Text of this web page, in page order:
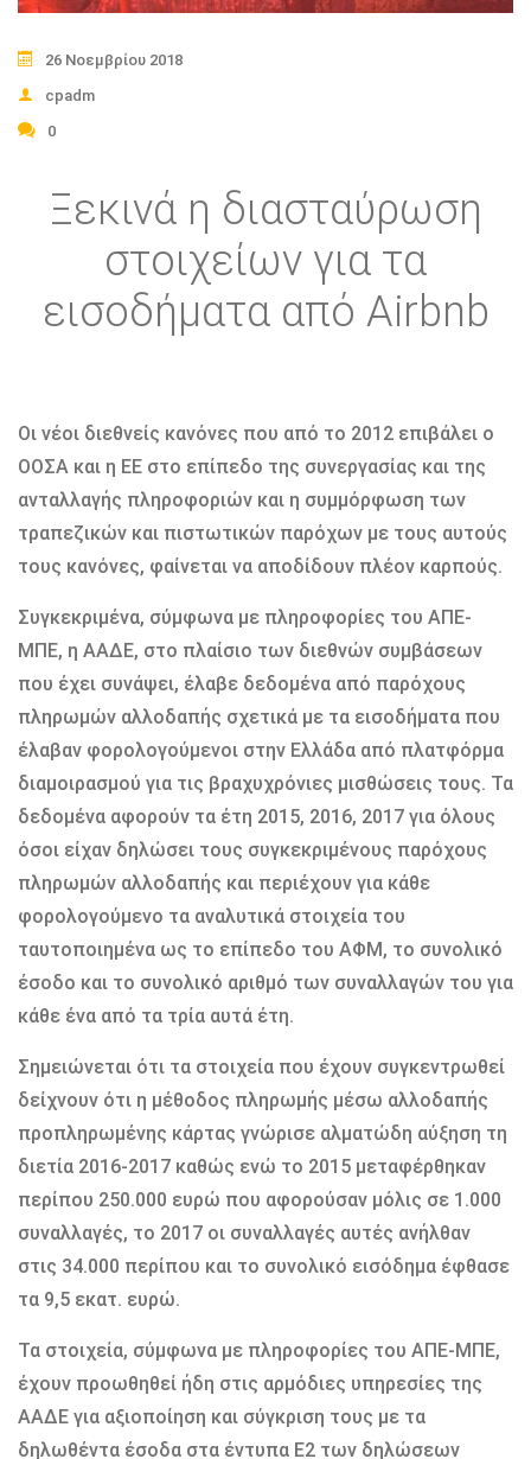
26 Νοεμβρίου 2018
cpadm
0
Ξεκινά η διασταύρωση
στοιχείων για τα
εισοδήματα από Αirbnb
Οι νέοι διεθνείς κανόνες που από το 2012 επιβάλει ο
ΟΟΣΑ και η ΕΕ στο επίπεδο της συνεργασίας και της
ανταλλαγής πληροφοριών και η συμμόρφωση των
τραπεζικών και πιστωτικών παρόχων με τους αυτούς
τους κανόνες, φαίνεται να αποδίδουν πλέον καρπούς.
Συγκεκριμένα, σύμφωνα με πληροφορίες του ΑΠΕ-
ΜΠΕ, η ΑΑΔΕ, στο πλαίσιο των διεθνών συμβάσεων
που έχει συνάψει, έλαβε δεδομένα από παρόχους
πληρωμών αλλοδαπής σχετικά με τα εισοδήματα που
έλαβαν φορολογούμενοι στην Ελλάδα από πλατφόρμα
διαμοιρασμού για τις βραχυχρόνιες μισθώσεις τους. Τα
δεδομένα αφορούν τα έτη 2015, 2016, 2017 για όλους
όσοι είχαν δηλώσει τους συγκεκριμένους παρόχους
πληρωμών αλλοδαπής και περιέχουν για κάθε
φορολογούμενο τα αναλυτικά στοιχεία του
ταυτοποιημένα ως το επίπεδο του ΑΦΜ, το συνολικό
έσοδο και το συνολικό αριθμό των συναλλαγών του για
κάθε ένα από τα τρία αυτά έτη.
Σημειώνεται ότι τα στοιχεία που έχουν συγκεντρωθεί
δείχνουν ότι η μέθοδος πληρωμής μέσω αλλοδαπής
προπληρωμένης κάρτας γνώρισε αλματώδη αύξηση τη
διετία 2016-2017 καθώς ενώ το 2015 μεταφέρθηκαν
περίπου 250.000 ευρώ που αφορούσαν μόλις σε 1.000
συναλλαγές, το 2017 οι συναλλαγές αυτές ανήλθαν
στις 34.000 περίπου και το συνολικό εισόδημα έφθασε
τα 9,5 εκατ. ευρώ.
Τα στοιχεία, σύμφωνα με πληροφορίες του ΑΠΕ-ΜΠΕ,
έχουν προωθηθεί ήδη στις αρμόδιες υπηρεσίες της
ΑΑΔΕ για αξιοποίηση και σύγκριση τους με τα
δηλωθέντα έσοδα στα έντυπα Ε2 των δηλώσεων